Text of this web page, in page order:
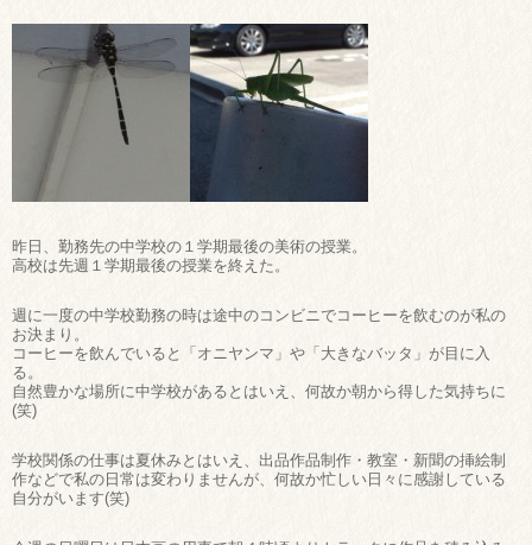
昨日、勤務先の中学校の１学期最後の美術の授業。
高校は先週１学期最後の授業を終えた。
週に一度の中学校勤務の時は途中のコンビニでコーヒーを飲むのが私の
お決まり。
コーヒーを飲んでいると「オニヤンマ」や「大きなバッタ」が目に入
る。
自然豊かな場所に中学校があるとはいえ、何故か朝から得した気持ちに
(笑)
学校関係の仕事は夏休みとはいえ、出品作品制作・教室・新聞の挿絵制
作などで私の日常は変わりませんが、何故か忙しい日々に感謝している
自分がいます(笑)